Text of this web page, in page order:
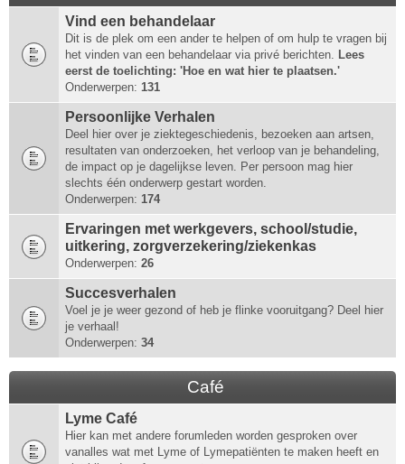
Vind een behandelaar
Dit is de plek om een ander te helpen of om hulp te vragen bij
het vinden van een behandelaar via privé berichten. Lees
eerst de toelichting: 'Hoe en wat hier te plaatsen.'
Onderwerpen: 131
Persoonlijke Verhalen
Deel hier over je ziektegeschiedenis, bezoeken aan artsen,
resultaten van onderzoeken, het verloop van je behandeling,
de impact op je dagelijkse leven. Per persoon mag hier
slechts één onderwerp gestart worden.
Onderwerpen: 174
Ervaringen met werkgevers, school/studie,
uitkering, zorgverzekering/ziekenkas
Onderwerpen: 26
Succesverhalen
Voel je je weer gezond of heb je flinke vooruitgang? Deel hier
je verhaal!
Onderwerpen: 34
Café
Lyme Café
Hier kan met andere forumleden worden gesproken over
vanalles wat met Lyme of Lymepatiënten te maken heeft en